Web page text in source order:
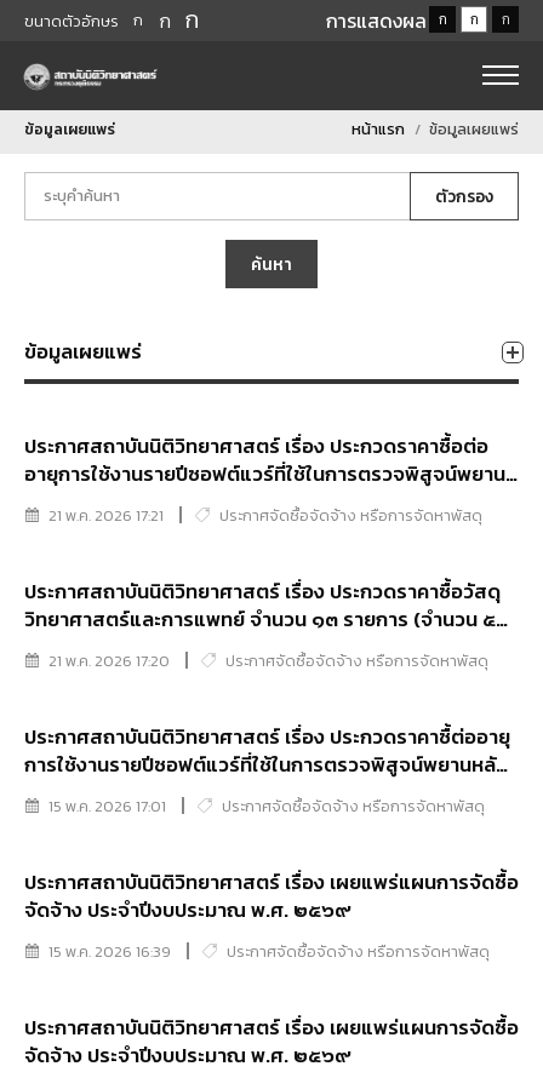
ขนาดตัวอักษร ก ก ก การแสดงผล ก ก ก
ข้อมูลเผยแพร่ หน้าแรก ข้อมูลเผยแพร่
ตัวกรอง
ค้นหา
ข้อมูลเผยแพร่
ประกาศสถาบันนิติวิทยาศาสตร์ เรื่อง ประกวดราคาซื้อต่อ
อายุการใช้งานรายปีซอฟต์แวร์ที่ใช้ในการตรวจพิสูจน์พยาน
หลักฐานทางอิเล็กทรอนิกส์ จำนวน ๑ License (รายปี)
ประจำปีงบประมาณ พ.ศ. ๒๕๖๙ ด้วยวิธีประกวดราคา
21 พ.ค. 2026 17:21 ประกาศจัดซื้อจัดจ้าง หรือการจัดหาพัสดุ
ประกาศสถาบันนิติวิทยาศาสตร์ เรื่อง ประกวดราคาซื้อวัสดุ
วิทยาศาสตร์และการแพทย์ จำนวน ๑๓ รายการ (จำนวน ๕
กลุ่ม) ด้วยวิธีประกวดราคาอิเล็กทรอนิกส์ (e-bidding)
21 พ.ค. 2026 17:20 ประกาศจัดซื้อจัดจ้าง หรือการจัดหาพัสดุ
ประกาศสถาบันนิติวิทยาศาสตร์ เรื่อง ประกวดราคาซื้ต่ออายุ
การใช้งานรายปีซอฟต์แวร์ที่ใช้ในการตรวจพิสูจน์พยานหลัก
ฐานทางอิเล็กทรอนิกส์ จำนวน 1 License (รายปี) ประจำ
ปีงบประมาณ พ.ศ. 2569 ด้วยวิธีประกวดราคาอิเล็กทรอนิกส์
15 พ.ค. 2026 17:01 ประกาศจัดซื้อจัดจ้าง หรือการจัดหาพัสดุ
ประกาศสถาบันนิติวิทยาศาสตร์ เรื่อง เผยแพร่แผนการจัดซื้อ
จัดจ้าง ประจำปีงบประมาณ พ.ศ. ๒๕๖๙
15 พ.ค. 2026 16:39 ประกาศจัดซื้อจัดจ้าง หรือการจัดหาพัสดุ
ประกาศสถาบันนิติวิทยาศาสตร์ เรื่อง เผยแพร่แผนการจัดซื้อ
จัดจ้าง ประจำปีงบประมาณ พ.ศ. ๒๕๖๙